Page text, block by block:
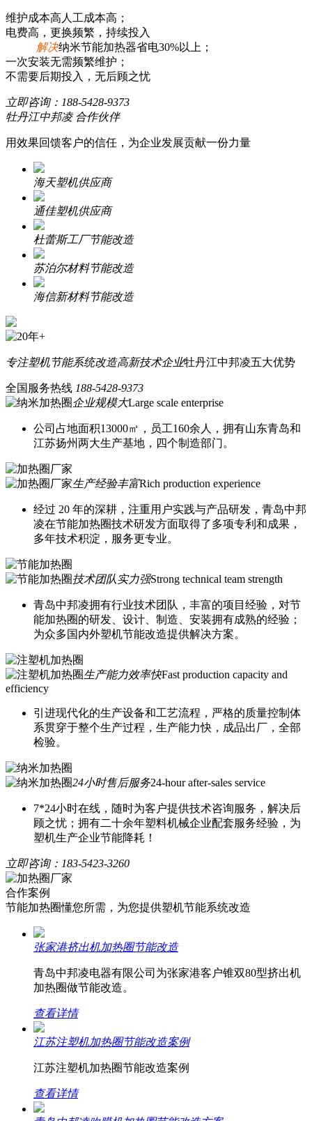
维护成本高人工成本高；
电费高，更换频繁，持续投入
解决纳米节能加热器省电30%以上；
一次安装无需频繁维护；
不需要后期投入，无后顾之忧
立即咨询： 188-5428-9373
牡丹江中邦凌 合作伙伴
用效果回馈客户的信任，为企业发展贡献一份力量
海天塑机供应商
通佳塑机供应商
杜蕾斯工厂节能改造
苏泊尔材料节能改造
海信新材料节能改造
专注塑机节能系统改造高新技术企业牡丹江中邦凌五大优势
全国服务热线 188-5428-9373
企业规模大Large scale enterprise
公司占地面积13000㎡，员工160余人，拥有山东青岛和
江苏扬州两大生产基地，四个制造部门。
生产经验丰富Rich production experience
经过 20 年的深耕，注重用户实践与产品研发，青岛中邦
凌在节能加热圈技术研发方面取得了多项专利和成果，
多年技术积淀，服务更专业。
技术团队实力强Strong technical team strength
青岛中邦凌拥有行业技术团队，丰富的项目经验，对节
能加热圈的研发、设计、制造、安装拥有成熟的经验；
为众多国内外塑机节能改造提供解决方案。
生产能力效率快Fast production capacity and
efficiency
引进现代化的生产设备和工艺流程，严格的质量控制体
系贯穿于整个生产过程，生产能力快，成品出厂，全部
检验。
24小时售后服务24-hour after-sales service
7*24小时在线，随时为客户提供技术咨询服务，解决后
顾之忧；拥有二十余年塑料机械企业配套服务经验，为
塑机生产企业节能降耗！
立即咨询： 183-5423-3260
合作案例
节能加热圈懂您所需，为您提供塑机节能系统改造
张家港挤出机加热圈节能改造
青岛中邦凌电器有限公司为张家港客户锥双80型挤出机
加热圈做节能改造。
查看详情
江苏注塑机加热圈节能改造案例
江苏注塑机加热圈节能改造案例
查看详情